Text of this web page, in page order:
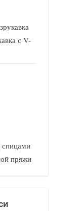
с V-
пряжи